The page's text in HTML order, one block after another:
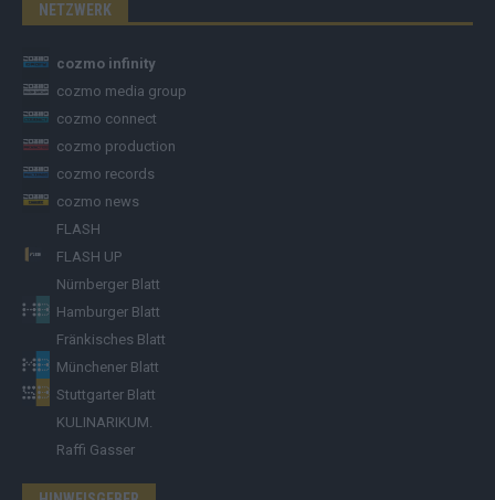
NETZWERK
cozmo infinity
cozmo media group
cozmo connect
cozmo production
cozmo records
cozmo news
FLASH
FLASH UP
Nürnberger Blatt
Hamburger Blatt
Fränkisches Blatt
Münchener Blatt
Stuttgarter Blatt
KULINARIKUM.
Raffi Gasser